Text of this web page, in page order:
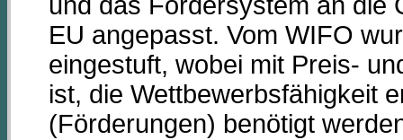
EU angepasst. Vom WIFO
eingestuft, wobei mit Preis-
ist, die Wettbewerbsfähigkeit
(Förderungen) benötigt